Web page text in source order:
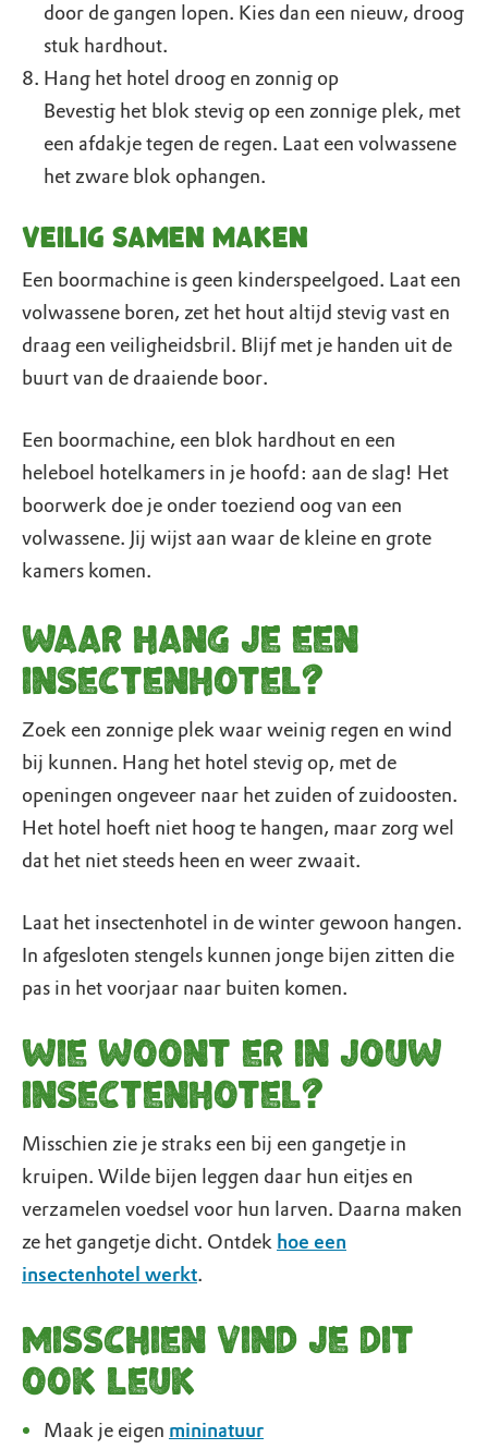
door de gangen lopen. Kies dan een nieuw, droog
stuk hardhout.
Hang het hotel droog en zonnig op
Bevestig het blok stevig op een zonnige plek, met
een afdakje tegen de regen. Laat een volwassene
het zware blok ophangen.
Veilig samen maken
Een boormachine is geen kinderspeelgoed. Laat een
volwassene boren, zet het hout altijd stevig vast en
draag een veiligheidsbril. Blijf met je handen uit de
buurt van de draaiende boor.
Een boormachine, een blok hardhout en een
heleboel hotelkamers in je hoofd: aan de slag! Het
boorwerk doe je onder toeziend oog van een
volwassene. Jij wijst aan waar de kleine en grote
kamers komen.
Waar hang je een
insectenhotel?
Zoek een zonnige plek waar weinig regen en wind
bij kunnen. Hang het hotel stevig op, met de
openingen ongeveer naar het zuiden of zuidoosten.
Het hotel hoeft niet hoog te hangen, maar zorg wel
dat het niet steeds heen en weer zwaait.
Laat het insectenhotel in de winter gewoon hangen.
In afgesloten stengels kunnen jonge bijen zitten die
pas in het voorjaar naar buiten komen.
Wie woont er in jouw
insectenhotel?
Misschien zie je straks een bij een gangetje in
kruipen. Wilde bijen leggen daar hun eitjes en
verzamelen voedsel voor hun larven. Daarna maken
ze het gangetje dicht. Ontdek hoe een
insectenhotel werkt.
Misschien vind je dit
ook leuk
Maak je eigen mininatuur